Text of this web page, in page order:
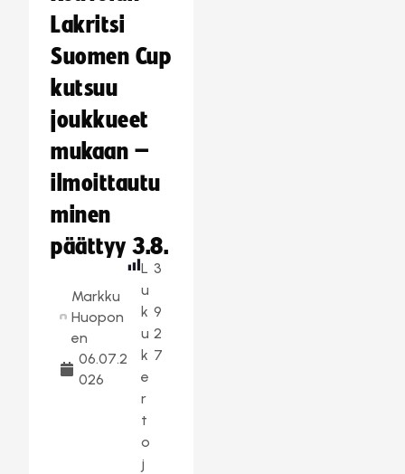
Lakritsi
Suomen Cup
kutsuu
joukkueet
mukaan –
ilmoittautu
minen
päättyy 3.8.
Markku
Huopon
en
06.07.2
026
L
u
k
u
k
e
r
t
o
j
3
9
2
7